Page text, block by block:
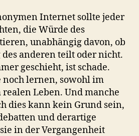
Internet sollte jeder
die Würde des
unabhängig davon, ob
anderen teilt oder nicht.
geschieht, ist schade.
noch lernen, sowohl im
Leben. Und manche
dies kann kein Grund sein,
und derartige
in der Vergangenheit